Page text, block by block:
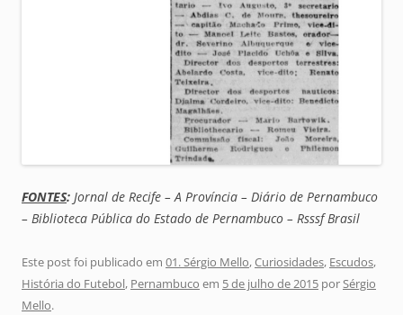
FONTES: Jornal de Recife – A Província – Diário de Pernambuco
– Biblioteca Pública do Estado de Pernambuco – Rsssf Brasil
Este post foi publicado em 01. Sérgio Mello,Curiosidades, Escudos,
História do Futebol, Pernambuco em 5 de julho de 2015 porSérgio
Mello.